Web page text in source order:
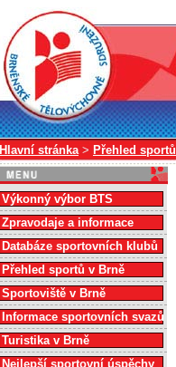
Hlavní stránka> Přehled sportů
Výkonný výbor BTS
Zpravodaje a informace
Databáze sportovních klubů
Přehled sportů v Brně
Sportoviště v Brně
Informace sportovních svazů
Turistika v Brně
Nejlepší sportovní úspěchy